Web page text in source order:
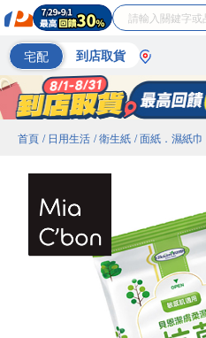
宅配 到店取貨
首頁 / 日用生活 / 衛生紙 / 面紙．濕紙巾